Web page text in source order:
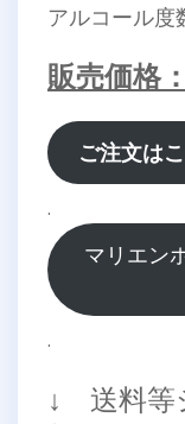
アルコール
販売価格
ご注文は
.
マリエン
.
↓ 送料等